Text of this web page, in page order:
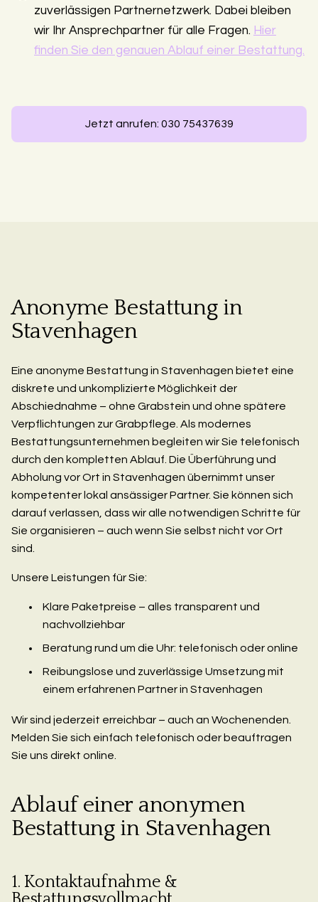
zuverlässigen Partnernetzwerk. Dabei bleiben
wir Ihr Ansprechpartner für alle Fragen. Hier
finden Sie den genauen Ablauf einer Bestattung.
Jetzt anrufen: 030 75437639
Anonyme Bestattung in
Stavenhagen
Eine anonyme Bestattung in Stavenhagen bietet eine
diskrete und unkomplizierte Möglichkeit der
Abschiednahme – ohne Grabstein und ohne spätere
Verpflichtungen zur Grabpflege. Als modernes
Bestattungsunternehmen begleiten wir Sie telefonisch
durch den kompletten Ablauf. Die Überführung und
Abholung vor Ort in Stavenhagen übernimmt unser
kompetenter lokal ansässiger Partner. Sie können sich
darauf verlassen, dass wir alle notwendigen Schritte für
Sie organisieren – auch wenn Sie selbst nicht vor Ort
sind.
Unsere Leistungen für Sie:
Klare Paketpreise – alles transparent und
nachvollziehbar
Beratung rund um die Uhr: telefonisch oder online
Reibungslose und zuverlässige Umsetzung mit
einem erfahrenen Partner in Stavenhagen
Wir sind jederzeit erreichbar – auch an Wochenenden.
Melden Sie sich einfach telefonisch oder beauftragen
Sie uns direkt online.
Ablauf einer anonymen
Bestattung in Stavenhagen
1. Kontaktaufnahme &